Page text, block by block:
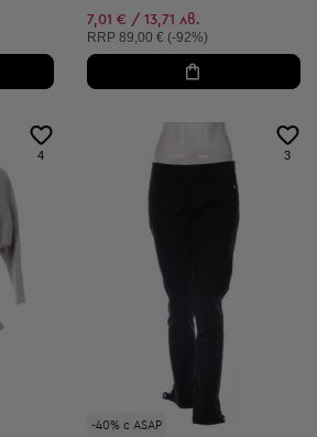
7,01 € / 13,71 лв.
Препоръчителна цена:
RRP 89,00 € (-92%)
4
-40% с ASAP
3